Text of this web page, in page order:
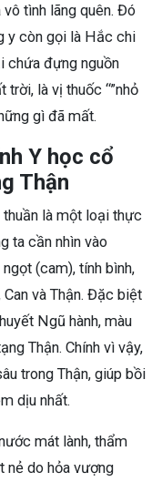
tình lãng quên. Đó
y còn gọi là Hắc chi
chứa đựng nguồn
là vị thuốc “”nhỏ
gì đã mất.
Y học cổ
Thận
là một loại thực
ta cần nhìn vào
ngọt (cam), tính bình,
và Thận. Đặc biệt
Ngũ hành, màu
Thận. Chính vì vậy,
trong Thận, giúp bồi
dịu nhất.
mát lành, thẩm
nẻ do hỏa vượng